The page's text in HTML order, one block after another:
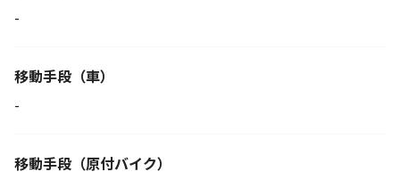
-
移動手段（車）
-
移動手段 （原付バイク）